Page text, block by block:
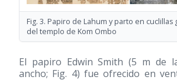
Fig. 3. Papiro de Lahum y parto en
del templo de Kom Ombo
El papiro Edwin Smith (5 m de
ancho; Fig. 4) fue ofrecido en